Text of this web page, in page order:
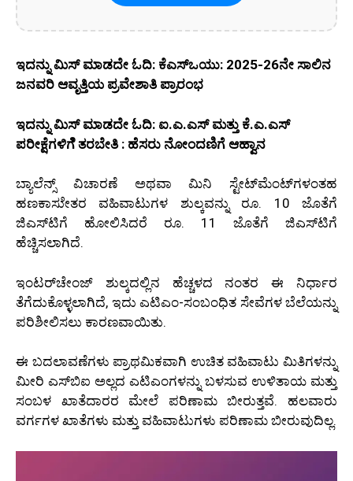
ಇದನ್ನು ಮಿಸ್‌ ಮಾಡದೇ ಓದಿ: ಕೆಎಸ್‍ಒಯು: 2025-26ನೇ ಸಾಲಿನ
ಜನವರಿ ಆವೃತ್ತಿಯ ಪ್ರವೇಶಾತಿ ಪ್ರಾರಂಭ
ಇದನ್ನು ಮಿಸ್‌ ಮಾಡದೇ ಓದಿ: ಐ.ಎ.ಎಸ್ ಮತ್ತು ಕೆ.ಎ.ಎಸ್
ಪರೀಕ್ಷೆಗಳಿಗೆೆ ತರಬೇತಿ : ಹೆಸರು ನೋಂದಣಿಗೆ ಆಹ್ವಾನ
ಬ್ಯಾಲೆನ್ಸ್ ವಿಚಾರಣೆ ಅಥವಾ ಮಿನಿ ಸ್ಟೇಟ್‌ಮೆಂಟ್‌ಗಳಂತಹ
ಹಣಕಾಸುೇತರ ವಹಿವಾಟುಗಳ ಶುಲ್ಕವನ್ನು ರೂ. 10 ಜೊತೆಗೆ
ಜಿಎಸ್‌ಟಿಗೆ ಹೋಲಿಸಿದರೆ ರೂ. 11 ಜೊತೆಗೆ ಜಿಎಸ್‌ಟಿಗೆ
ಹೆಚ್ಚಿಸಲಾಗಿದೆ.
ಇಂಟರ್‌ಚೇಂಜ್ ಶುಲ್ಕದಲ್ಲಿನ ಹೆಚ್ಚಳದ ನಂತರ ಈ ನಿರ್ಧಾರ
ತೆಗೆದುಕೊಳ್ಳಲಾಗಿದೆ, ಇದು ಎಟಿಎಂ-ಸಂಬಂಧಿತ ಸೇವೆಗಳ ಬೆಲೆಯನ್ನು
ಪರಿಶೀಲಿಸಲು ಕಾರಣವಾಯಿತು.
ಈ ಬದಲಾವಣೆಗಳು ಪ್ರಾಥಮಿಕವಾಗಿ ಉಚಿತ ವಹಿವಾಟು ಮಿತಿಗಳನ್ನು
ಮೀರಿ ಎಸ್‌ಬಿಐ ಅಲ್ಲದ ಎಟಿಎಂಗಳನ್ನು ಬಳಸುವ ಉಳಿತಾಯ ಮತ್ತು
ಸಂಬಳ ಖಾತೆದಾರರ ಮೇಲೆ ಪರಿಣಾಮ ಬೀರುತ್ತವೆ. ಹಲವಾರು
ವರ್ಗಗಳ ಖಾತೆಗಳು ಮತ್ತು ವಹಿವಾಟುಗಳು ಪರಿಣಾಮ ಬೀರುವುದಿಲ್ಲ.